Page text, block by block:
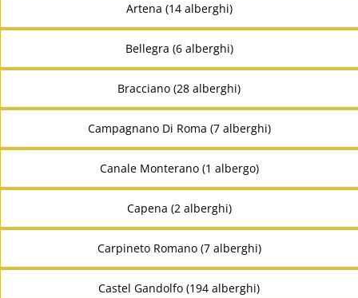
Artena (14 alberghi)
Bellegra (6 alberghi)
Bracciano (28 alberghi)
Campagnano Di Roma (7 alberghi)
Canale Monterano (1 albergo)
Capena (2 alberghi)
Carpineto Romano (7 alberghi)
Castel Gandolfo (194 alberghi)